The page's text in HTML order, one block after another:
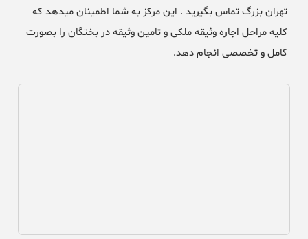
تهران بزرگ تماس بگیرید . این مرکز به شما اطمینان میدهد که
کلیه مراحل اجاره وثیقه ملکی و تامین وثیقه در بختگان را بصورت
کامل و تخصصی انجام دهد.